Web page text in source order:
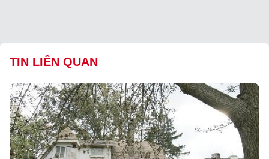
TIN LIÊN QUAN